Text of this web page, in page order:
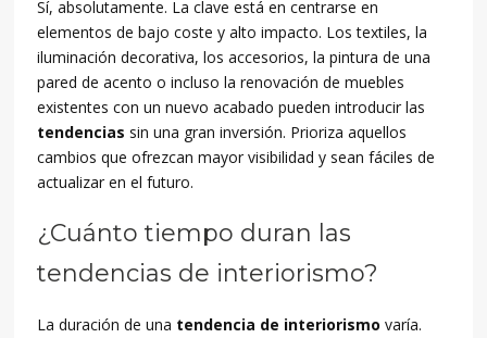
Sí, absolutamente. La clave está en centrarse en
elementos de bajo coste y alto impacto. Los textiles, la
iluminación decorativa, los accesorios, la pintura de una
pared de acento o incluso la renovación de muebles
existentes con un nuevo acabado pueden introducir las
tendencias sin una gran inversión. Prioriza aquellos
cambios que ofrezcan mayor visibilidad y sean fáciles de
actualizar en el futuro.
¿Cuánto tiempo duran las
tendencias de interiorismo?
La duración de una tendencia de interiorismo varía.